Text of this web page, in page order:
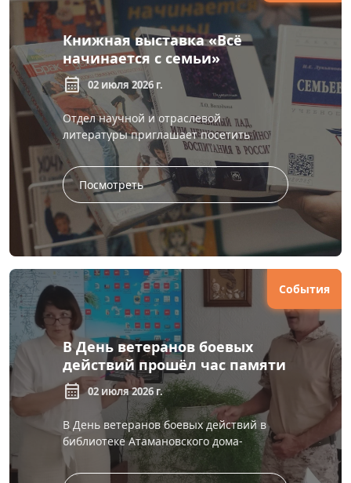
Книжная выставка «Всё
начинается с семьи»
calendar_month 02 июля 2026 г.
Отдел научной и отраслевой
литературы приглашает посетить
книжную выставку «Всё начинается с
семьи», приуроченную ко Дню семьи,
любви и ве...
Посмотреть
События
В День ветеранов боевых
действий прошёл час памяти
calendar_month 02 июля 2026 г.
В День ветеранов боевых действий в
библиотеке Атамановского дома-
интерната состоялся час памяти
«Живые! Помните о нас», посвящённый